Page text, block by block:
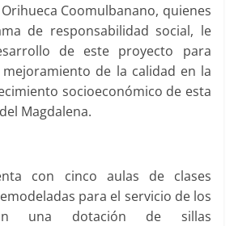
Coomulbanano, quienes
de responsabilidad social, le
de este proyecto para
de la calidad en la
socioeconómico de esta
Magdalena.
con cinco aulas de clases
para el servicio de los
una dotación de sillas